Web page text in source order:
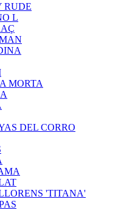
RUDE
L
MORTA
DEL CORRO
'TITANA'